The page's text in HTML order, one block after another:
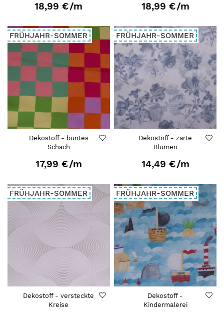
18,99 €/m 18,99 €/m
FRÜHJAHR-SOMMER
Dekostoff - buntes
Schach
17,99 €/m
FRÜHJAHR-SOMMER
Dekostoff - zarte
Blumen
14,49 €/m
FRÜHJAHR-SOMMER
Dekostoff - versteckte
Kreise
FRÜHJAHR-SOMMER
Dekostoff -
Kindermalerei